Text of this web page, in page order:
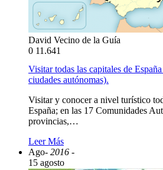
David Vecino de la Guía
0 11.641
Visitar todas las capitales de
ciudades autónomas).
Visitar y conocer a nivel turístico
España; en las 17 Comunidades
provincias,…
Leer Más
Ago- 2016 -
15 agosto